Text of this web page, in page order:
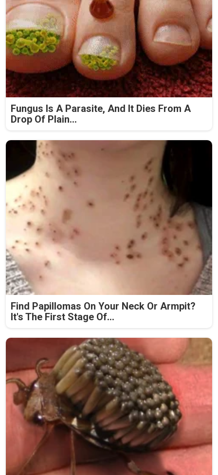
Fungus Is A Parasite, And It Dies From A
Drop Of Plain...
Find Papillomas On Your Neck Or Armpit?
It's The First Stage Of...